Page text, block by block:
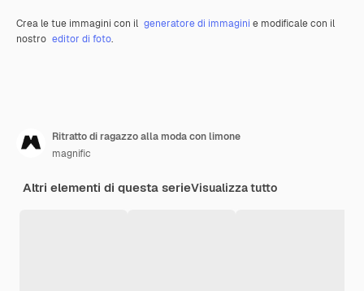
Crea le tue immagini con il generatore di immagini e modificale con il
nostro editor di foto.
Ritratto di ragazzo alla moda con limone
magnific
Altri elementi di questa serieVisualizza tutto